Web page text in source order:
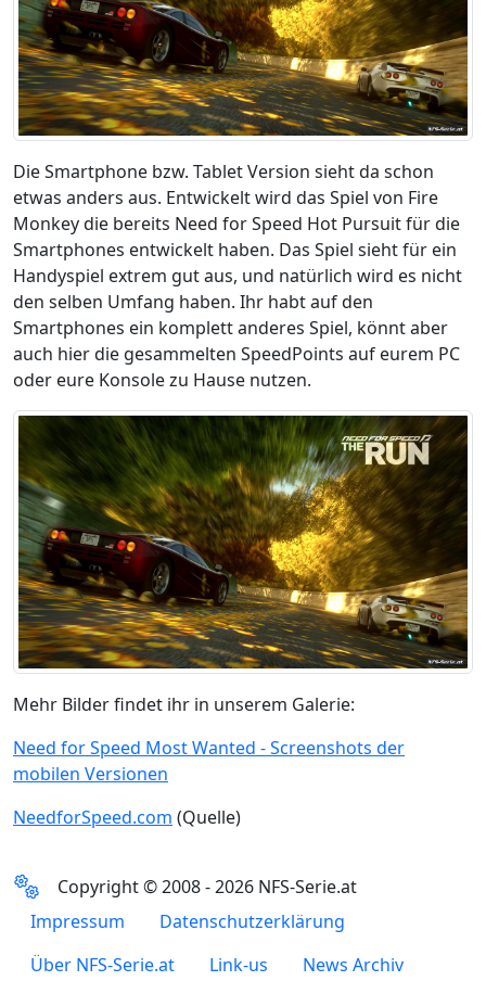
Die Smartphone bzw. Tablet Version sieht da schon
etwas anders aus. Entwickelt wird das Spiel von Fire
Monkey die bereits Need for Speed Hot Pursuit für die
Smartphones entwickelt haben. Das Spiel sieht für ein
Handyspiel extrem gut aus, und natürlich wird es nicht
den selben Umfang haben. Ihr habt auf den
Smartphones ein komplett anderes Spiel, könnt aber
auch hier die gesammelten SpeedPoints auf eurem PC
oder eure Konsole zu Hause nutzen.
Mehr Bilder findet ihr in unserem Galerie:
Need for Speed Most Wanted - Screenshots der
mobilen Versionen
NeedforSpeed.com (Quelle)
Copyright © 2008 - 2026 NFS-Serie.at
Impressum
Datenschutzerklärung
Über NFS-Serie.at
Link-us News Archiv